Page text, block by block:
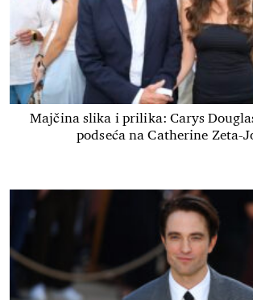
Majčina slika i prilika: Carys
podseća na Catherine Zeta-